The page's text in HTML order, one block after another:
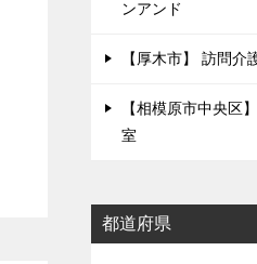
ンアンド
【厚木市】 訪問介
【相模原市中央区
室
都道府県